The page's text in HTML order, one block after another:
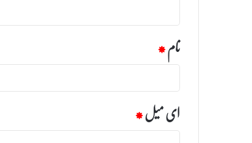
نام*
ای میل*